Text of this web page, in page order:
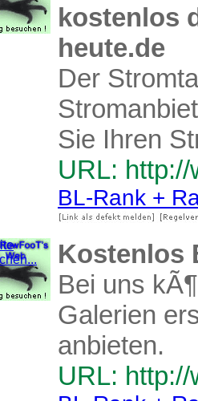
kostenlos
heute.de
Der
Sie Ihren
URL:
BL-Rank +
Kostenlos
Bei uns
Galerien
anbieten.
URL: